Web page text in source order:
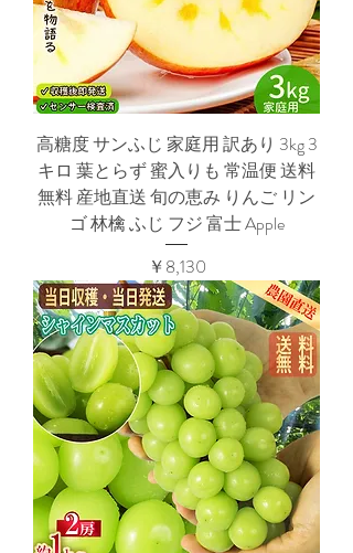
高糖度 サンふじ 家庭用 訳あり 3kg 3
キロ 葉とらず 蜜入りも 常温便 送料
無料 産地直送 旬の恵み りんご リン
ゴ 林檎 ふじ フジ 富士 Apple
価格
￥8,130